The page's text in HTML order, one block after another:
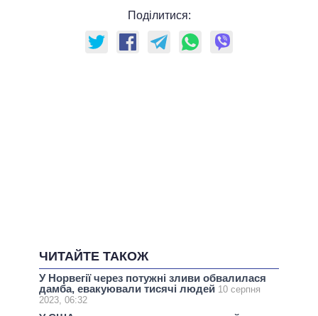
Поділитися:
ЧИТАЙТЕ ТАКОЖ
У Норвегії через потужні зливи обвалилася
дамба, евакуювали тисячі людей 10 серпня
2023, 06:32